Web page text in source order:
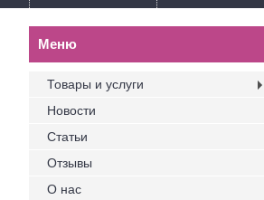
Товары и услуги
Новости
Статьи
Отзывы
О нас